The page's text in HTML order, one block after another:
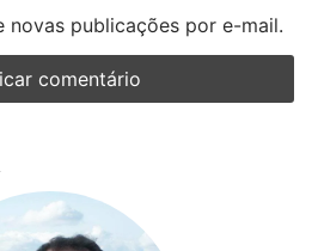
novas publicações por e-mail.